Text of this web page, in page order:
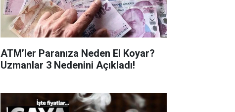
ATM’ler Paranıza Neden El Koyar?
Uzmanlar 3 Nedenini Açıkladı!